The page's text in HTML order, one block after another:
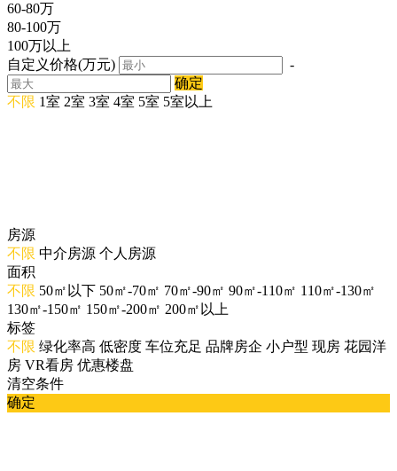
60-80万
80-100万
100万以上
自定义价格(万元)
-
确定
不限 1室 2室 3室 4室 5室 5室以上
房源
不限 中介房源 个人房源
面积
不限 50㎡以下 50㎡-70㎡ 70㎡-90㎡ 90㎡-110㎡ 110㎡-130㎡
130㎡-150㎡ 150㎡-200㎡ 200㎡以上
标签
不限 绿化率高 低密度 车位充足 品牌房企 小户型 现房 花园洋
房 VR看房 优惠楼盘
清空条件
确定